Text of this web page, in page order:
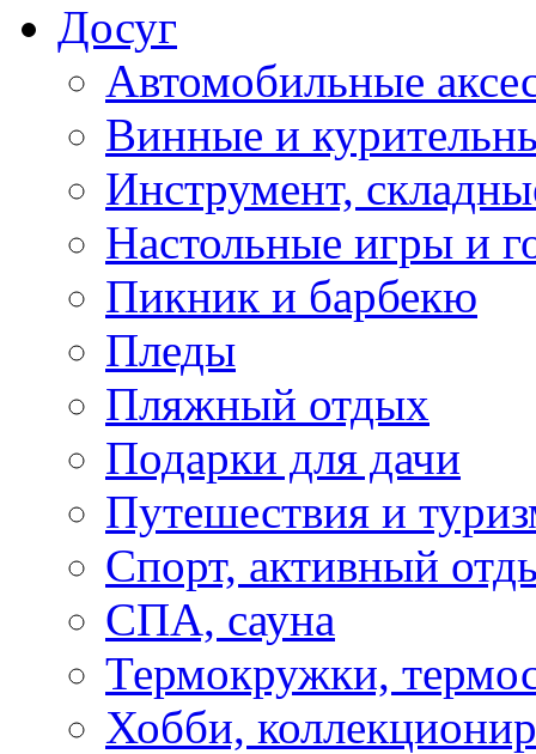
Досуг
Автомобильные
Винные и
Инструмент,
Настольные игры и
Пикник и барбекю
Пледы
Пляжный отдых
Подарки для дачи
Путешествия и
Спорт, активный
СПА, сауна
Термокружки,
Хобби,